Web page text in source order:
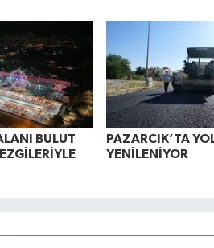
BULUT
PAZARCIK’TA
YENİLENİYOR